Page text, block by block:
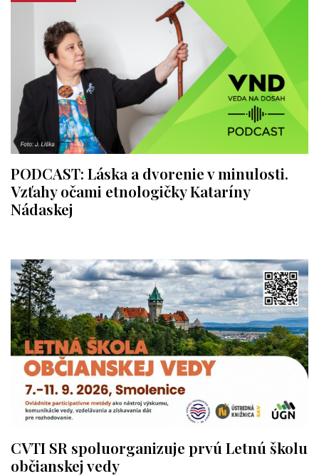
PODCAST: Láska a dvorenie v minulosti.
Vzťahy očami etnologičky Kataríny
Nádaskej
CVTI SR spoluorganizuje prvú Letnú školu
občianskej vedy